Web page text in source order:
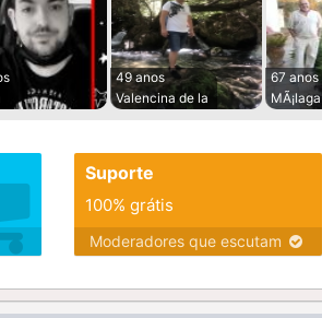
49 anos
Valencina de la
67 anos
MÃ¡laga
Suporte
100% grátis
Moderadores que escutam